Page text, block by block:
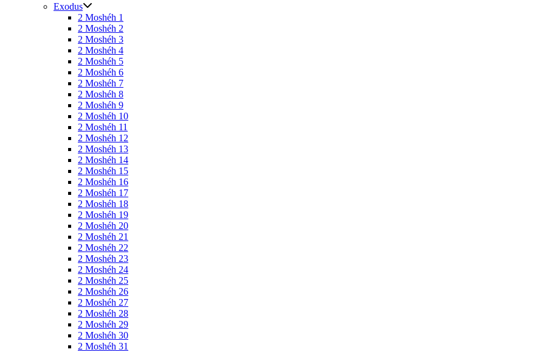
Exodus
2 Moshéh 1
2 Moshéh 2
2 Moshéh 3
2 Moshéh 4
2 Moshéh 5
2 Moshéh 6
2 Moshéh 7
2 Moshéh 8
2 Moshéh 9
2 Moshéh 10
2 Moshéh 11
2 Moshéh 12
2 Moshéh 13
2 Moshéh 14
2 Moshéh 15
2 Moshéh 16
2 Moshéh 17
2 Moshéh 18
2 Moshéh 19
2 Moshéh 20
2 Moshéh 21
2 Moshéh 22
2 Moshéh 23
2 Moshéh 24
2 Moshéh 25
2 Moshéh 26
2 Moshéh 27
2 Moshéh 28
2 Moshéh 29
2 Moshéh 30
2 Moshéh 31